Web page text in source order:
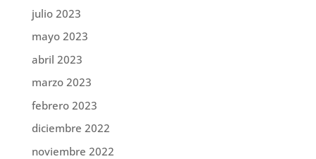
julio 2023
mayo 2023
abril 2023
marzo 2023
febrero 2023
diciembre 2022
noviembre 2022